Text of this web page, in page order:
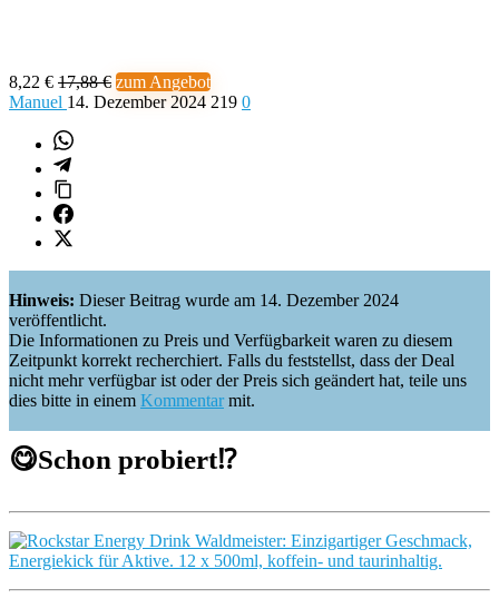
8,22 € 17,88 € zum Angebot
Manuel 14. Dezember 2024 219 0
Hinweis: Dieser Beitrag wurde am 14. Dezember 2024
veröffentlicht.
Die Informationen zu Preis und Verfügbarkeit waren zu diesem
Zeitpunkt korrekt recherchiert. Falls du feststellst, dass der Deal
nicht mehr verfügbar ist oder der Preis sich geändert hat, teile uns
dies bitte in einem Kommentarmit.
😋Schon probiert⁉️